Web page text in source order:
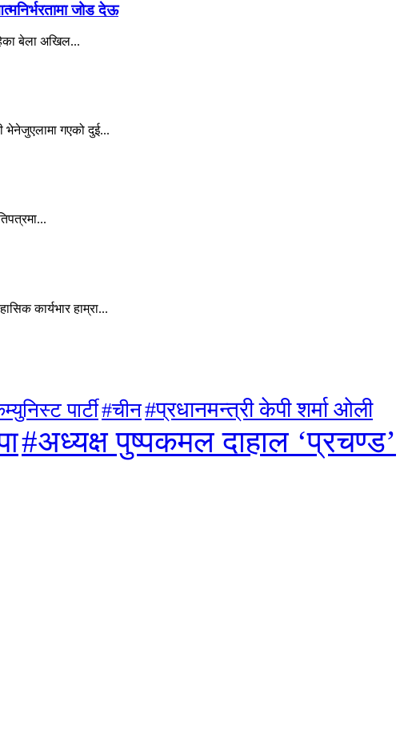
जोड देऊ
बेला अखिल...
भेनेजुएलामा गएको दुई...
कार्यभार हाम्रा...
पार्टी#चीन#प्रधानमन्त्री केपी शर्मा ओली
#अध्यक्ष पुष्पकमल दाहाल ‘प्रचण्ड’